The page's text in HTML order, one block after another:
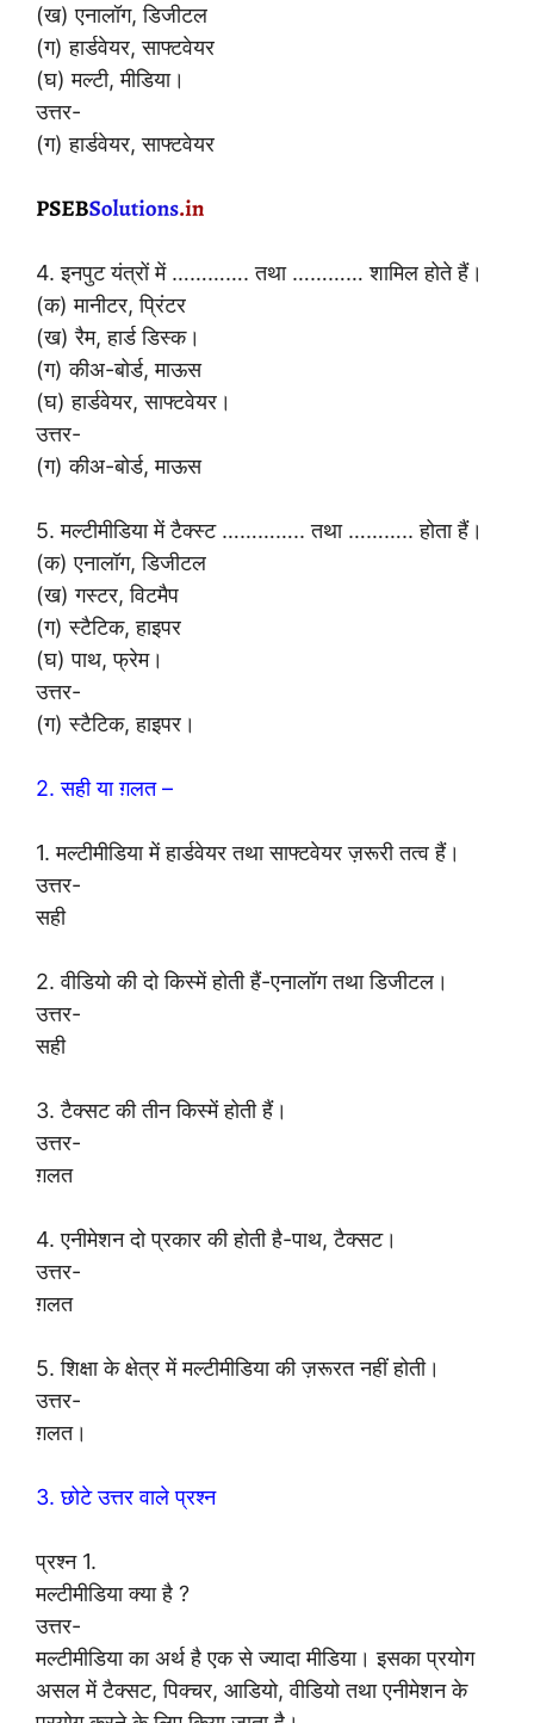
(ख) एनालॉग, डिजीटल
(ग) हार्डवेयर, साफ्टवेयर
(घ) मल्टी, मीडिया।
उत्तर-
(ग) हार्डवेयर, साफ्टवेयर
4. इनपुट यंत्रों में …………. तथा ………… शामिल होते हैं।
(क) मानीटर, प्रिंटर
(ख) रैम, हार्ड डिस्क।
(ग) कीअ-बोर्ड, माऊस
(घ) हार्डवेयर, साफ्टवेयर।
उत्तर-
(ग) कीअ-बोर्ड, माऊस
5. मल्टीमीडिया में टैक्स्ट ………….. तथा ……….. होता हैं।
(क) एनालॉग, डिजीटल
(ख) गस्टर, विटमैप
(ग) स्टैटिक, हाइपर
(घ) पाथ, फ्रेम।
उत्तर-
(ग) स्टैटिक, हाइपर।
2. सही या ग़लत –
1. मल्टीमीडिया में हार्डवेयर तथा साफ्टवेयर ज़रूरी तत्व हैं।
उत्तर-
सही
2. वीडियो की दो किस्में होती हैं-एनालॉग तथा डिजीटल।
उत्तर-
सही
3. टैक्सट की तीन किस्में होती हैं।
उत्तर-
ग़लत
4. एनीमेशन दो प्रकार की होती है-पाथ, टैक्सट।
उत्तर-
ग़लत
5. शिक्षा के क्षेत्र में मल्टीमीडिया की ज़रूरत नहीं होती।
उत्तर-
ग़लत।
3. छोटे उत्तर वाले प्रश्न
प्रश्न 1.
मल्टीमीडिया क्या है ?
उत्तर-
मल्टीमीडिया का अर्थ है एक से ज्यादा मीडिया। इसका प्रयोग
असल में टैक्सट, पिक्चर, आडियो, वीडियो तथा एनीमेशन के